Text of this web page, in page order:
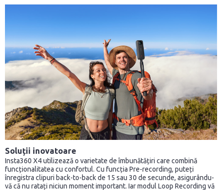
Soluții inovatoare
Insta360 X4 utilizează o varietate de îmbunătățiri care combină
funcționalitatea cu confortul. Cu funcția Pre-recording, puteți
înregistra clipuri back-to-back de 15 sau 30 de secunde, asigurându-
vă că nu ratați niciun moment important. Iar modul Loop Recording vă